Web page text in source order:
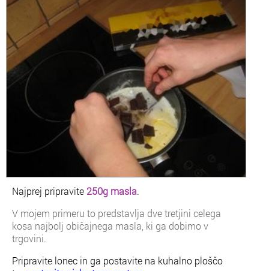
Najprej pripravite 250g masla.
V mojem primeru to predstavlja dve tretjini celega
kosa najbolj običajnega masla, ki ga dobimo v
trgovini.
Pripravite lonec in ga postavite na kuhalno ploščo